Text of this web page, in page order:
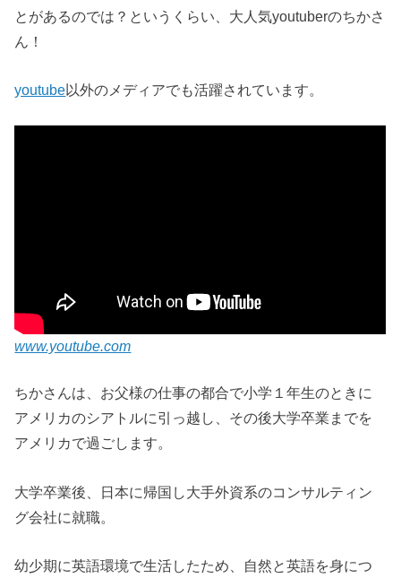
とがあるのでは？というくらい、大人気youtuberのちかさ
ん！
youtube以外のメディアでも活躍されています。
www.youtube.com
ちかさんは、お父様の仕事の都合で小学１年生のときに
アメリカのシアトルに引っ越し、その後大学卒業までを
アメリカで過ごします。
大学卒業後、日本に帰国し大手外資系のコンサルティン
グ会社に就職。
幼少期に英語環境で生活したため、自然と英語を身につ